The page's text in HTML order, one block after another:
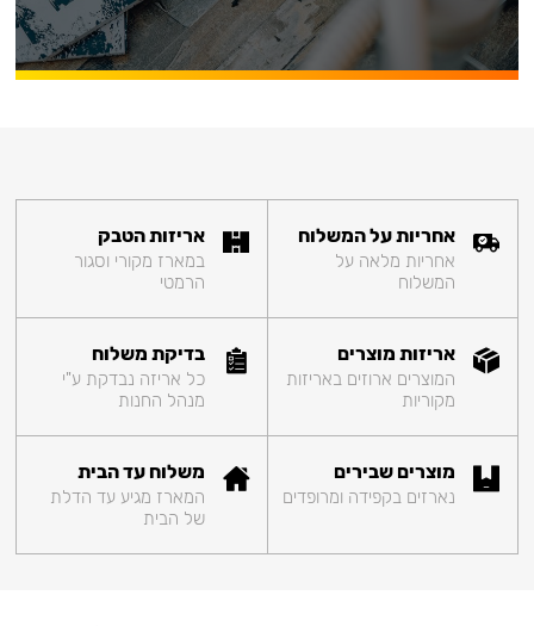
אחריות על המשלוח
אחריות מלאה על
המשלוח
אריזות הטבק
במארז מקורי וסגור
הרמטי
אריזות מוצרים
המוצרים ארוזים באריזות
מקוריות
בדיקת משלוח
כל אריזה נבדקת ע"י
מנהל החנות
מוצרים שבירים
נארזים בקפידה ומרופדים
משלוח עד הבית
המארז מגיע עד הדלת
של הבית